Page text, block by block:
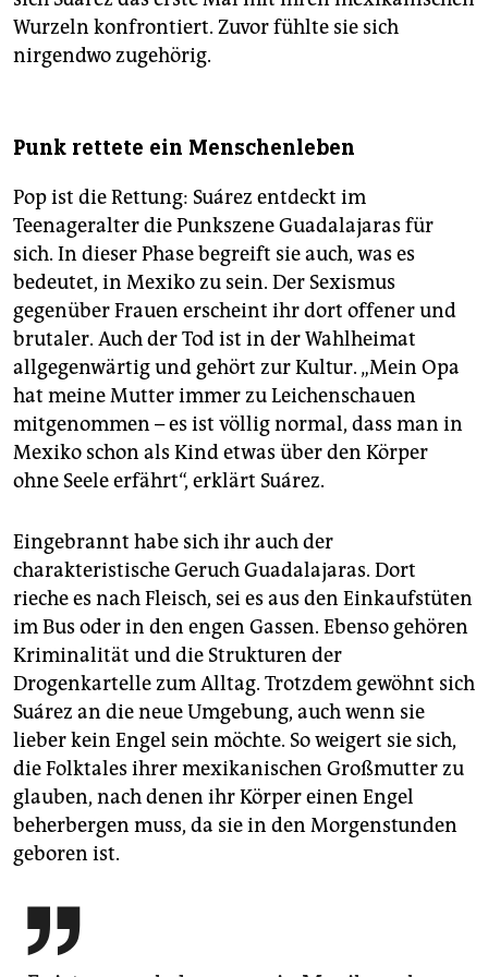
Wurzeln konfrontiert. Zuvor fühlte sie sich
nirgendwo zugehörig.
Punk rettete ein Menschenleben
Pop ist die Rettung: Suárez entdeckt im
Teenageralter die Punkszene Guadalajaras für
sich. In dieser Phase begreift sie auch, was es
bedeutet, in Mexiko zu sein. Der Sexismus
gegenüber Frauen erscheint ihr dort offener und
brutaler. Auch der Tod ist in der Wahlheimat
allgegenwärtig und gehört zur Kultur. „Mein Opa
hat meine Mutter immer zu Leichenschauen
mitgenommen – es ist völlig normal, dass man in
Mexiko schon als Kind etwas über den Körper
ohne Seele erfährt“, erklärt Suárez.
Eingebrannt habe sich ihr auch der
charakteristische Geruch Guadalajaras. Dort
rieche es nach Fleisch, sei es aus den Einkaufstüten
im Bus oder in den engen Gassen. Ebenso gehören
Kriminalität und die Strukturen der
Drogenkartelle zum Alltag. Trotzdem gewöhnt sich
Suárez an die neue Umgebung, auch wenn sie
lieber kein Engel sein möchte. So weigert sie sich,
die Folktales ihrer mexikanischen Großmutter zu
glauben, nach denen ihr Körper einen Engel
beherbergen muss, da sie in den Morgenstunden
geboren ist.
